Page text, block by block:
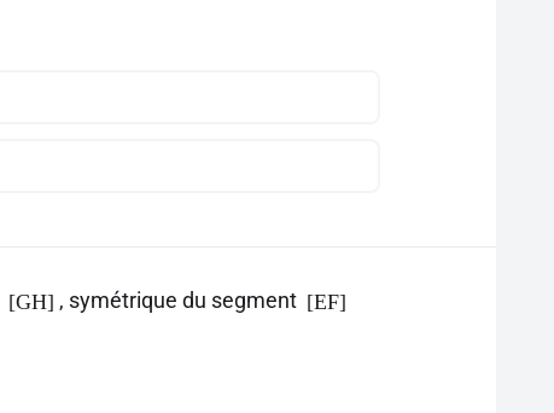
[GH] , symétrique du segment [EF]